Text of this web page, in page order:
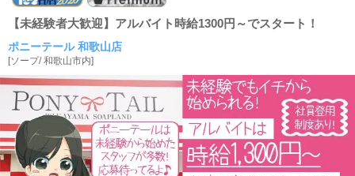
【未経験者大歓迎】アルバイト時給1300円～でスタート！
ポニーテール 和歌山店
[ソープ/和歌山市内]